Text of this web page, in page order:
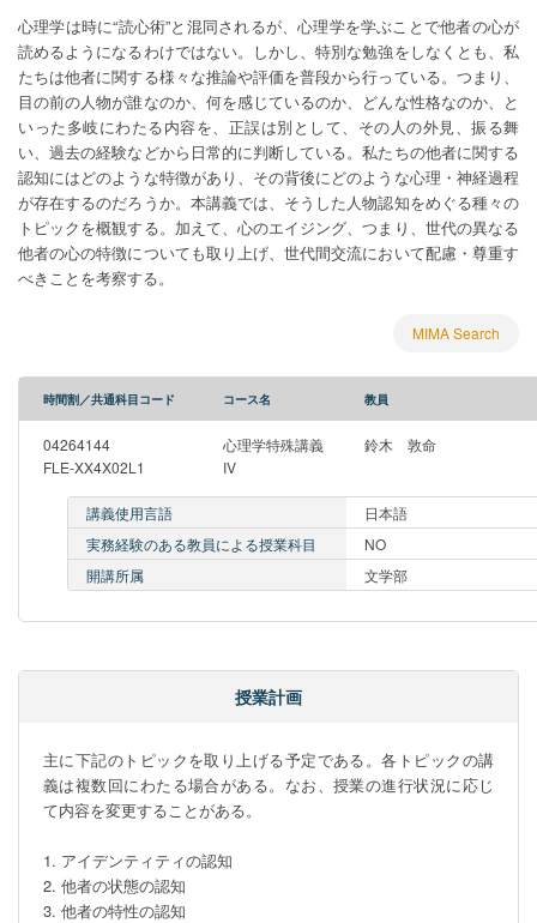
心理学は時に“読心術”と混同されるが、心理学を学ぶことで他者の心が
読めるようになるわけではない。しかし、特別な勉強をしなくとも、私
たちは他者に関する様々な推論や評価を普段から行っている。つまり、
目の前の人物が誰なのか、何を感じているのか、どんな性格なのか、と
いった多岐にわたる内容を、正誤は別として、その人の外見、振る舞
い、過去の経験などから日常的に判断している。私たちの他者に関する
認知にはどのような特徴があり、その背後にどのような心理・神経過程
が存在するのだろうか。本講義では、そうした人物認知をめぐる種々の
トピックを概観する。加えて、心のエイジング、つまり、世代の異なる
他者の心の特徴についても取り上げ、世代間交流において配慮・尊重す
べきことを考察する。
MIMA Search
時間割／共通科目コード コース名 教員
04264144
FLE-XX4X02L1
心理学特殊講義
IV
鈴木 敦命
講義使用言語
日本語
実務経験のある教員による授業科目
NO
開講所属
文学部
授業計画
主に下記のトピックを取り上げる予定である。各トピックの講
義は複数回にわたる場合がある。なお、授業の進行状況に応じ
て内容を変更することがある。
1. アイデンティティの認知
2. 他者の状態の認知
3. 他者の特性の認知